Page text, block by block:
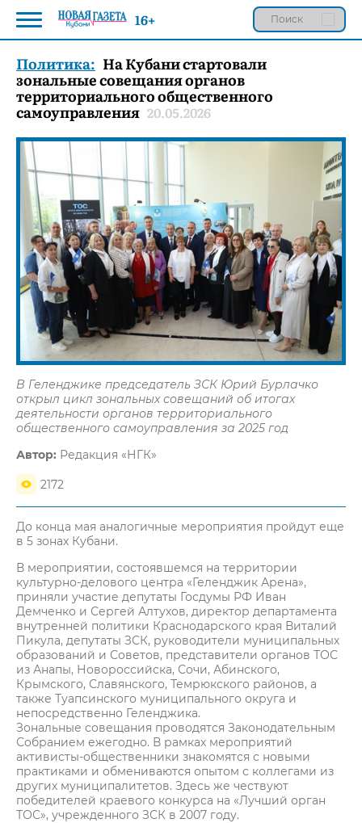
Политика: На Кубани стартовали
зональные совещания органов
территориального общественного
самоуправления 20.05.2026
В Геленджике председатель ЗСК Юрий Бурлачко
открыл цикл зональных совещаний об итогах
деятельности органов территориального
общественного самоуправления за 2025 год
Автор: Редакция «НГК»
2172
До конца мая аналогичные мероприятия пройдут еще
в 5 зонах Кубани.
В мероприятии, состоявшемся на территории
культурно-делового центра «Геленджик Арена»,
приняли участие депутаты Госдумы РФ Иван
Демченко и Сергей Алтухов, директор департамента
внутренней политики Краснодарского края Виталий
Пикула, депутаты ЗСК, руководители муниципальных
образований и Советов, представители органов ТОС
из Анапы, Новороссийска, Сочи, Абинского,
Крымского, Славянского, Темрюкского районов, а
также Туапсинского муниципального округа и
непосредственно Геленджика.
Зональные совещания проводятся Законодательным
Собранием ежегодно. В рамках мероприятий
активисты-общественники знакомятся с новыми
практиками и обмениваются опытом с коллегами из
других муниципалитетов. Здесь же чествуют
победителей краевого конкурса на «Лучший орган
ТОС», учрежденного ЗСК в 2007 году.
16+